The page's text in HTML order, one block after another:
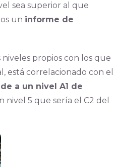
sea superior al que
un informe de
niveles propios con los que
está correlacionado con el
a un nivel A1 de
5 que sería el C2 del